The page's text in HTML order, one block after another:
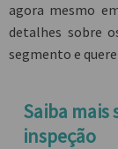
agora mesmo
detalhes sobre
segmento e
Saiba mais sobre o Vasos de pressão
inspeção